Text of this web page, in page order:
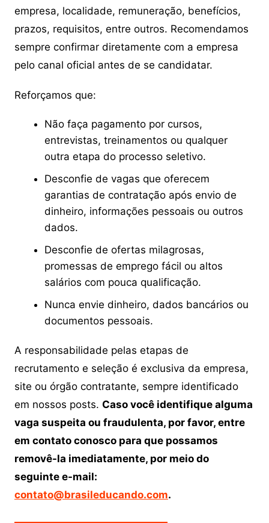
empresa, localidade, remuneração, benefícios,
prazos, requisitos, entre outros. Recomendamos
sempre confirmar diretamente com a empresa
pelo canal oficial antes de se candidatar.
Reforçamos que:
Não faça pagamento por cursos,
entrevistas, treinamentos ou qualquer
outra etapa do processo seletivo.
Desconfie de vagas que oferecem
garantias de contratação após envio de
dinheiro, informações pessoais ou outros
dados.
Desconfie de ofertas milagrosas,
promessas de emprego fácil ou altos
salários com pouca qualificação.
Nunca envie dinheiro, dados bancários ou
documentos pessoais.
A responsabilidade pelas etapas de
recrutamento e seleção é exclusiva da empresa,
site ou órgão contratante, sempre identificado
em nossos posts. Caso você identifique alguma
vaga suspeita ou fraudulenta, por favor, entre
em contato conosco para que possamos
removê-la imediatamente, por meio do
seguinte e-mail:
contato@brasileducando.com.